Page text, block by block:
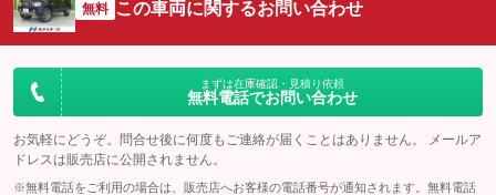
無料 この車両に関するお問い合わせ
まずは在庫確認・見積り依頼
無料電話でお問い合わせ
お気軽にどうぞ。問合せ後に何度もご連絡が届くことはありません。 メールア
ドレスは販売店に公開されません。
※無料電話をご利用の場合は、販売店へお客様の電話番号が通知されます。無料電話